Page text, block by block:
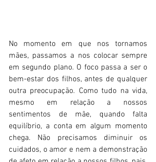
No momento em que nos tornamos
mães, passamos a nos colocar sempre
em segundo plano. O foco passa a ser o
bem-estar dos filhos, antes de qualquer
outra preocupação. Como tudo na vida,
mesmo em relação a nossos
sentimentos de mãe, quando falta
equilíbrio, a conta em algum momento
chega. Não precisamos diminuir os
cuidados, o amor e nem a demonstração